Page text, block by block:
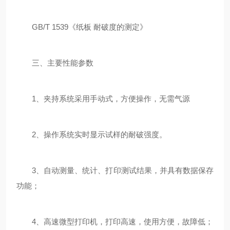
GB/T 1539《纸板 耐破度的测定》
三、主要性能参数
1、夹持系统采用手动式，方便操作，无需气源
2、操作系统实时显示试样的耐破强度。
3、自动测量、统计、打印测试结果，并具有数据保存
功能；
4、高速微型打印机，打印高速，使用方便，故障低；